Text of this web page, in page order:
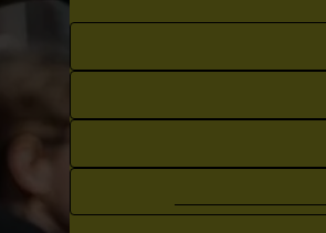
your
favorite